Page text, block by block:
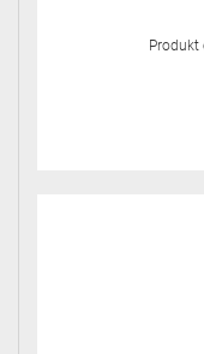
Produkt